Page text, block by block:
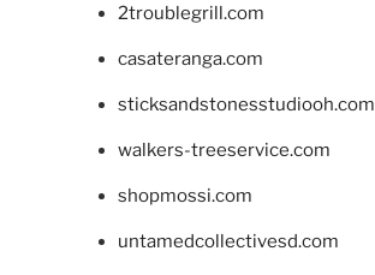
2troublegrill.com
casateranga.com
sticksandstonesstudiooh.com
walkers-treeservice.com
shopmossi.com
untamedcollectivesd.com